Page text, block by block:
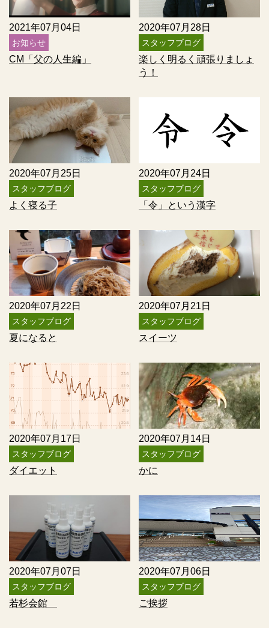
2021年07月04日
お知らせ
CM「父の人生編」
2020年07月28日
スタッフブログ
楽しく明るく頑張りましょ
う！
2020年07月25日
スタッフブログ
よく寝る子
2020年07月24日
スタッフブログ
「令」という漢字
2020年07月22日
スタッフブログ
夏になると
2020年07月21日
スタッフブログ
スイーツ
2020年07月17日
スタッフブログ
ダイエット
2020年07月14日
スタッフブログ
かに
2020年07月07日
スタッフブログ
若杉会館
2020年07月06日
スタッフブログ
ご挨拶